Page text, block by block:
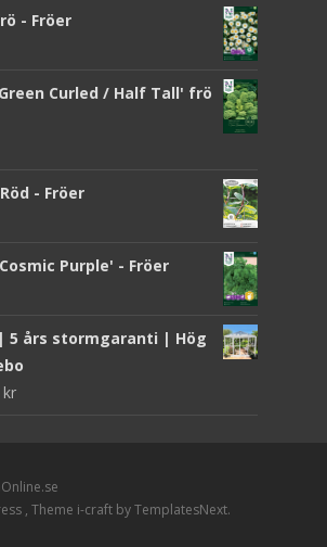
- Fröer
Curled / Half Tall' frö
- Fröer
Purple' - Fröer
5 års stormgaranti | Hög
kr
, Theme i-craft by TemplatesNext.